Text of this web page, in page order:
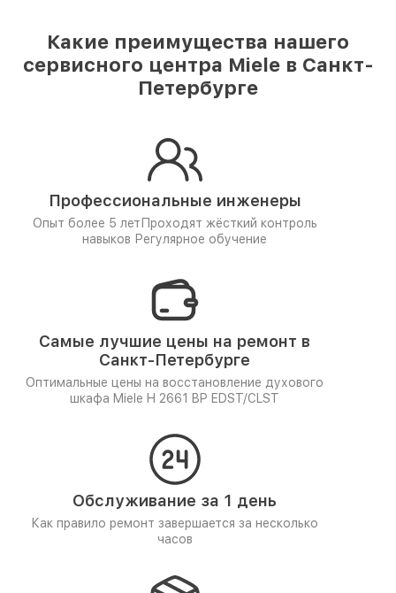
Какие преимущества нашего
сервисного центра Miele в Санкт-
Петербурге
Профессиональные инженеры
Опыт более 5 лет Проходят жёсткий контроль
навыков Регулярное обучение
Самые лучшие цены на ремонт в
Санкт-Петербурге
Оптимальные цены на восстановление духового
шкафа Miele H 2661 BP EDST/CLST
Обслуживание за 1 день
Как правило ремонт завершается за несколько
часов